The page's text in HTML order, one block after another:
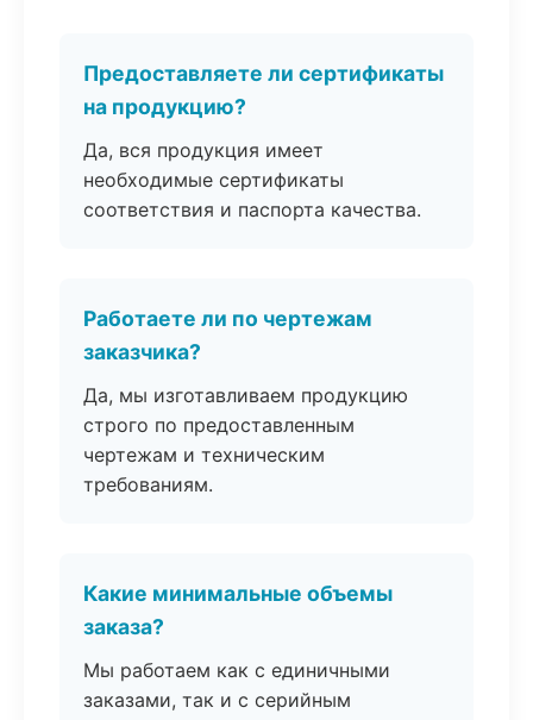
Предоставляете ли сертификаты
на продукцию?
Да, вся продукция имеет
необходимые сертификаты
соответствия и паспорта качества.
Работаете ли по чертежам
заказчика?
Да, мы изготавливаем продукцию
строго по предоставленным
чертежам и техническим
требованиям.
Какие минимальные объемы
заказа?
Мы работаем как с единичными
заказами, так и с серийным